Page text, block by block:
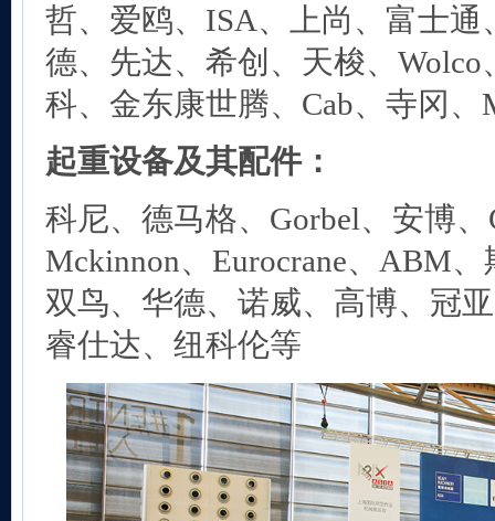
哲、爱鸥、ISA、上尚、富士通
德、先达、希创、天梭、Wolco
科、金东康世腾、Cab、寺冈、
起重设备及其配件：
科尼、德马格、Gorbel、安博、
Mckinnon、Eurocrane、ABM
双鸟、华德、诺威、高博、冠
睿仕达、纽科伦等